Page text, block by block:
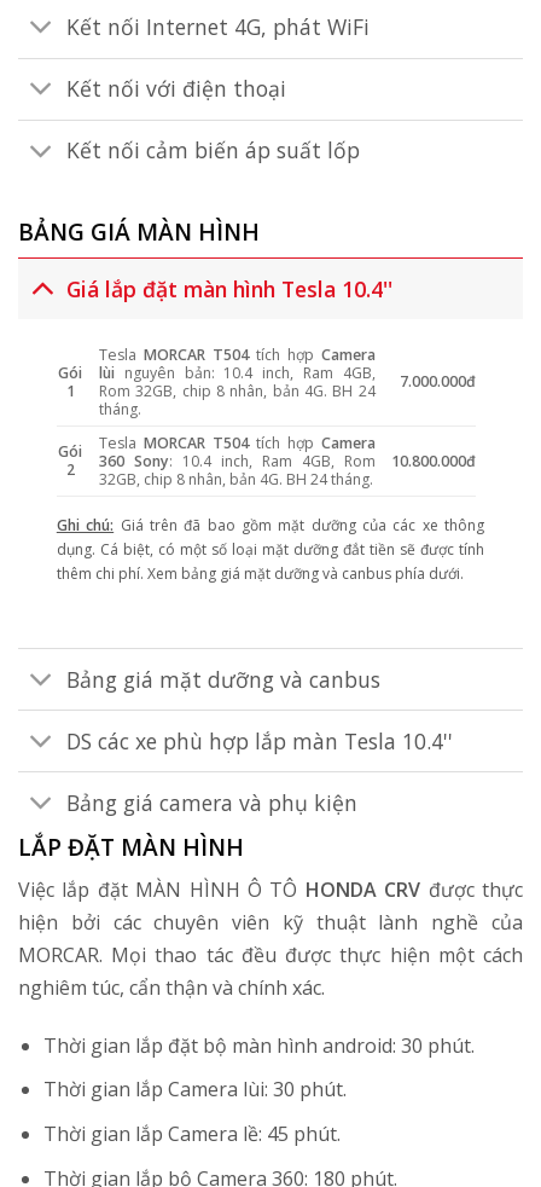
Kết nối Internet 4G, phát WiFi
Kết nối với điện thoại
Kết nối cảm biến áp suất lốp
BẢNG GIÁ MÀN HÌNH
Giá lắp đặt màn hình Tesla 10.4''
Gói
1
Tesla MORCAR T504tích hợp Camera
lùi nguyên bản: 10.4 inch, Ram 4GB,
Rom 32GB, chip 8 nhân, bản 4G. BH 24
tháng.
7.000.000đ
Gói
2
Tesla MORCAR T504tích hợp Camera
360 Sony: 10.4 inch, Ram 4GB, Rom
32GB, chip 8 nhân, bản 4G. BH 24 tháng.
10.800.000đ
Ghi chú: Giá trên đã bao gồm mặt dưỡng của các xe thông
dụng. Cá biệt, có một số loại mặt dưỡng đắt tiền sẽ được tính
thêm chi phí. Xem bảng giá mặt dưỡng và canbus phía dưới.
Bảng giá mặt dưỡng và canbus
DS các xe phù hợp lắp màn Tesla 10.4''
Bảng giá camera và phụ kiện
LẮP ĐẶT MÀN HÌNH
Việc lắp đặt MÀN HÌNH Ô TÔ HONDA CRV được thực
hiện bởi các chuyên viên kỹ thuật lành nghề của
MORCAR. Mọi thao tác đều được thực hiện một cách
nghiêm túc, cẩn thận và chính xác.
Thời gian lắp đặt bộ màn hình android: 30 phút.
Thời gian lắp Camera lùi: 30 phút.
Thời gian lắp Camera lề: 45 phút.
Thời gian lắp bộ Camera 360: 180 phút.